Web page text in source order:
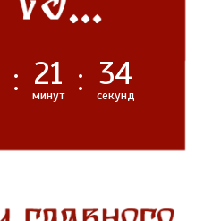
: 21
минут : 33
секунд